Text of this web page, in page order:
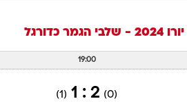
יורו 2024 - שלבי הגמר כדורגל
19:00
(0)
2 : 1
(1)